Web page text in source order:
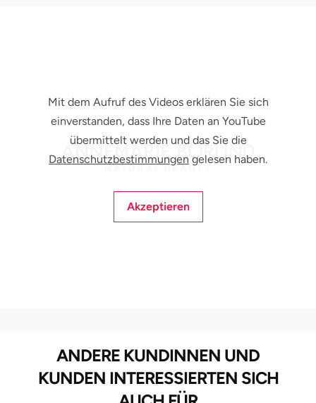
Mit dem Aufruf des Videos erklären Sie sich
einverstanden, dass Ihre Daten an YouTube
übermittelt werden und das Sie die
Datenschutzbestimmungen gelesen haben.
Akzeptieren
ANDERE KUNDINNEN UND
KUNDEN INTERESSIERTEN SICH